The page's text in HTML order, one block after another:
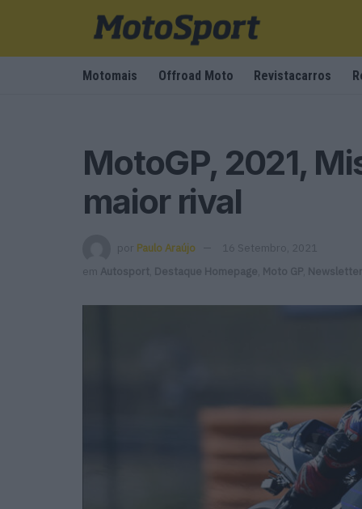
Motomais Offroad Moto Revistacarros
MotoGP, 2021,
maior rival
por Paulo Araújo
16 Setembro, 2021
em
Autosport Destaque Homepage Moto GP Newsletter